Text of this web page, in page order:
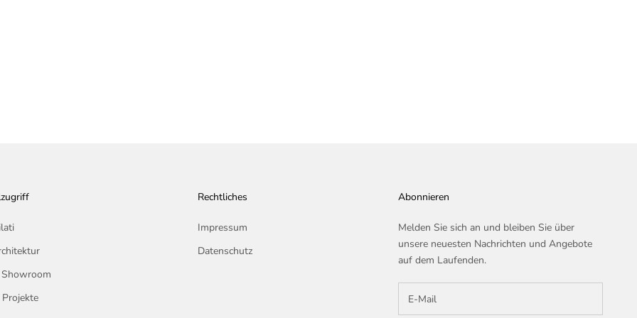
Rechtliches
Impressum
Datenschutz
Abonnieren
Melden Sie sich an und bleiben Sie über
unsere neuesten Nachrichten und Angebote
auf dem Laufenden.